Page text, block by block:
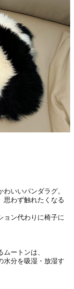
いいパンダラグ。
思わず触れたくなる
ョン代わりに椅子に
ートンは、
水分を吸湿・放湿す